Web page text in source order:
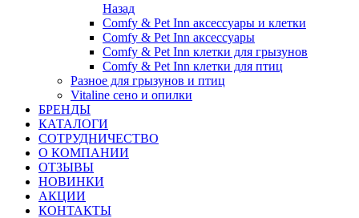
Назад
Comfy & Pet Inn аксессуары и клетки
Comfy & Pet Inn аксессуары
Comfy & Pet Inn клетки для грызунов
Comfy & Pet Inn клетки для птиц
Разное для грызунов и птиц
Vitaline сено и опилки
БРЕНДЫ
КАТАЛОГИ
СОТРУДНИЧЕСТВО
О КОМПАНИИ
ОТЗЫВЫ
НОВИНКИ
АКЦИИ
КОНТАКТЫ